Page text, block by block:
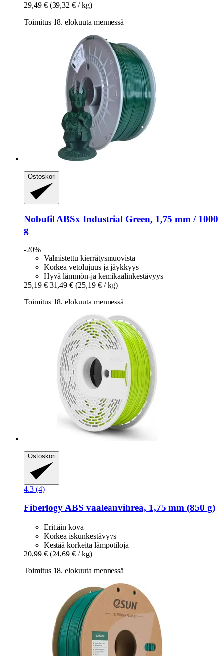
29,49 € (39,32 € / kg)
Toimitus 18. elokuuta mennessä
Ostoskori
Nobufil ABSx Industrial Green, 1,75 mm / 1000
g
-20%
Valmistettu kierrätysmuovista
Korkea vetolujuus ja jäykkyys
Hyvä lämmön-ja kemikaalinkestävyys
25,19 € 31,49 € (25,19 € / kg)
Toimitus 18. elokuuta mennessä
Ostoskori
4.3 (4)
FiberlogyABS vaaleanvihreä, 1,75 mm (850 g)
Erittäin kova
Korkea iskunkestävyys
Kestää korkeita lämpötiloja
20,99 € (24,69 € / kg)
Toimitus 18. elokuuta mennessä